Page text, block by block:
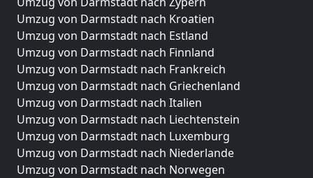
Umzug von Darmstadt nach Kroatien
Umzug von Darmstadt nach Estland
Umzug von Darmstadt nach Finnland
Umzug von Darmstadt nach Frankreich
Umzug von Darmstadt nach Griechenland
Umzug von Darmstadt nach Italien
Umzug von Darmstadt nach Liechtenstein
Umzug von Darmstadt nach Luxemburg
Umzug von Darmstadt nach Niederlande
Umzug von Darmstadt nach Norwegen